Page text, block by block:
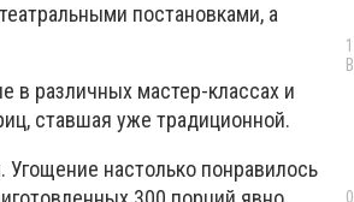
постановками, а
в различных мастер-классах и
ставшая уже традиционной.
настолько понравилось